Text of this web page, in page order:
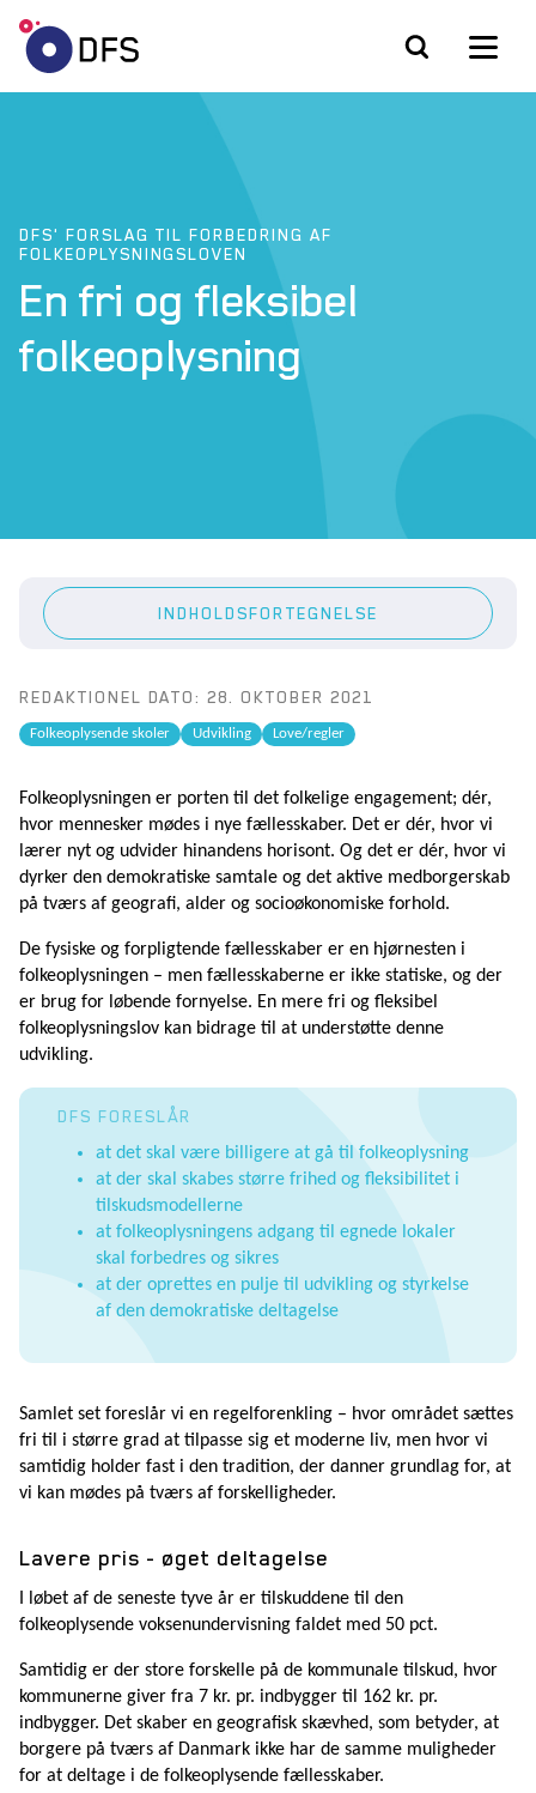
DFS' FORSLAG TIL FORBEDRING AF
FOLKEOPLYSNINGSLOVEN
En fri og fleksibel
folkeoplysning
INDHOLDSFORTEGNELSE
REDAKTIONEL DATO: 28. OKTOBER 2021
Folkeoplysende skoler Udvikling Love/regler
Folkeoplysningen er porten til det folkelige engagement; dér,
hvor mennesker mødes i nye fællesskaber. Det er dér, hvor vi
lærer nyt og udvider hinandens horisont. Og det er dér, hvor vi
dyrker den demokratiske samtale og det aktive medborgerskab
på tværs af geografi, alder og socioøkonomiske forhold.
De fysiske og forpligtende fællesskaber er en hjørnesten i
folkeoplysningen – men fællesskaberne er ikke statiske, og der
er brug for løbende fornyelse. En mere fri og fleksibel
folkeoplysningslov kan bidrage til at understøtte denne
udvikling.
DFS FORESLÅR
at det skal være billigere at gå til folkeoplysning
at der skal skabes større frihed og fleksibilitet i
tilskudsmodellerne
at folkeoplysningens adgang til egnede lokaler
skal forbedres og sikres
at der oprettes en pulje til udvikling og styrkelse
af den demokratiske deltagelse
Samlet set foreslår vi en regelforenkling – hvor området sættes
fri til i større grad at tilpasse sig et moderne liv, men hvor vi
samtidig holder fast i den tradition, der danner grundlag for, at
vi kan mødes på tværs af forskelligheder.
Lavere pris - øget deltagelse
I løbet af de seneste tyve år er tilskuddene til den
folkeoplysende voksenundervisning faldet med 50 pct.
Samtidig er der store forskelle på de kommunale tilskud, hvor
kommunerne giver fra 7 kr. pr. indbygger til 162 kr. pr.
indbygger. Det skaber en geografisk skævhed, som betyder, at
borgere på tværs af Danmark ikke har de samme muligheder
for at deltage i de folkeoplysende fællesskaber.